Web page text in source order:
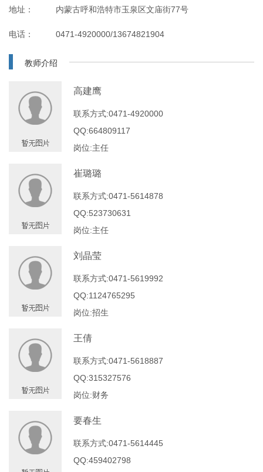
地址： 内蒙古呼和浩特市玉泉区文庙街77号
电话： 0471-4920000/13674821904
教师介绍
高建鹰
联系方式:0471-4920000
QQ:664809117
岗位:主任
崔璐璐
联系方式:0471-5614878
QQ:523730631
岗位:主任
刘晶莹
联系方式:0471-5619992
QQ:1124765295
岗位:招生
王倩
联系方式:0471-5618887
QQ:315327576
岗位:财务
要春生
联系方式:0471-5614445
QQ:459402798